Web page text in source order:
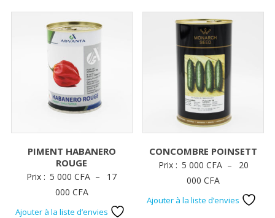
PIMENT HABANERO
ROUGE
Prix : 5 000CFA –
17
000 CFAPlage
Ajouter à la liste d’envies
CONCOMBRE POINSETT
Prix : 5 000 CFA –
20
000CFA
Ajouter à la liste d’envies